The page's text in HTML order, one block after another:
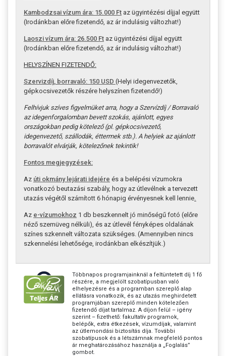
Kambodzsai vízum ára: 15.000 Ft az ügyintézési díjjal együtt
(Irodánkban előre fizetendő, az ár indulásig változhat!)
Laoszi vízum ára: 26.500 Ft az ügyintézési díjjal együtt
(Irodánkban előre fizetendő, az ár indulásig változhat!)
HELYSZÍNEN FIZETENDŐ:
Szervizdíj, borravaló: 150 USD (Helyi idegenvezetők,
gépkocsivezetők részére helyszínen fizetendő!)
Felhívjuk szíves figyelmüket arra, hogy a Szervízdíj / Borravaló
az idegenforgalomban bevett szokás, ajánlott, egyes
országokban pedig kötelező (pl. gépkocsivezető,
idegenvezető, szállodák, éttermek stb.). A helyiek az ajánlott
borravalót elvárják, kötelezőnek tekintik!
Fontos megjegyzések:
Az úti okmány lejárati idejére és a belépési vízumokra
vonatkozó beutazási szabály, hogy az útlevélnek a tervezett
utazás végétől számított 6 hónapig érvényesnek kell lennie.
Az e-vízumokhoz 1 db beszkennelt jó minőségű fotó (előre
néző szemüveg nélküli), és az útlevél fényképes oldalának
színes szkennelt változata szükséges. (Amennyiben nincs
szkennelési lehetősége, irodánkban elkészítjük.)
Többnapos programjainknál a feltüntetett díj 1 fő
részére, a megjelölt szobatípusban való
elhelyezésre és a programban szereplő alap
ellátásra vonatkozik, és az utazás meghirdetett
programjában szereplő minden kötelezően
fizetendő díjat tartalmaz. A díjon felül – igény
szerint – fizethető: fakultatív programok,
belépők, extra étkezések, vízumdíjak, valamint
az útlemondási biztosítás díja. További
szobatípusok és a létszámnak megfelelő pontos
ár meghatározásához használja a „Foglalás”
gombot.